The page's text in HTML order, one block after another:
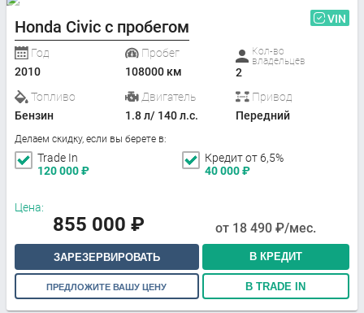
Honda Civic с пробегом VIN
Год
2010
Пробег
108000 км
Кол-во
владельцев
2
Топливо
Бензин
Двигатель
1.8 л/ 140 л.с.
Привод
Передний
Делаем скидку, если вы берете в:
Trade In
120 000₽
Кредит от 6,5%
40 000₽
Цена:
855 000 ₽ от 18 490 ₽/мес.
ЗАРЕЗЕРВИРОВАТЬ В КРЕДИТ
ПРЕДЛОЖИТЕ ВАШУ ЦЕНУ В TRADE IN